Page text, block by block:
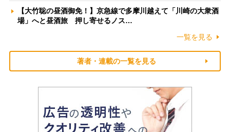
【大竹聡の昼酒御免！】京急線で多摩川越えて「川崎の大衆酒
場」へと昼酒旅 押し寄せるノス…
一覧を見る
著者・連載の一覧を見る